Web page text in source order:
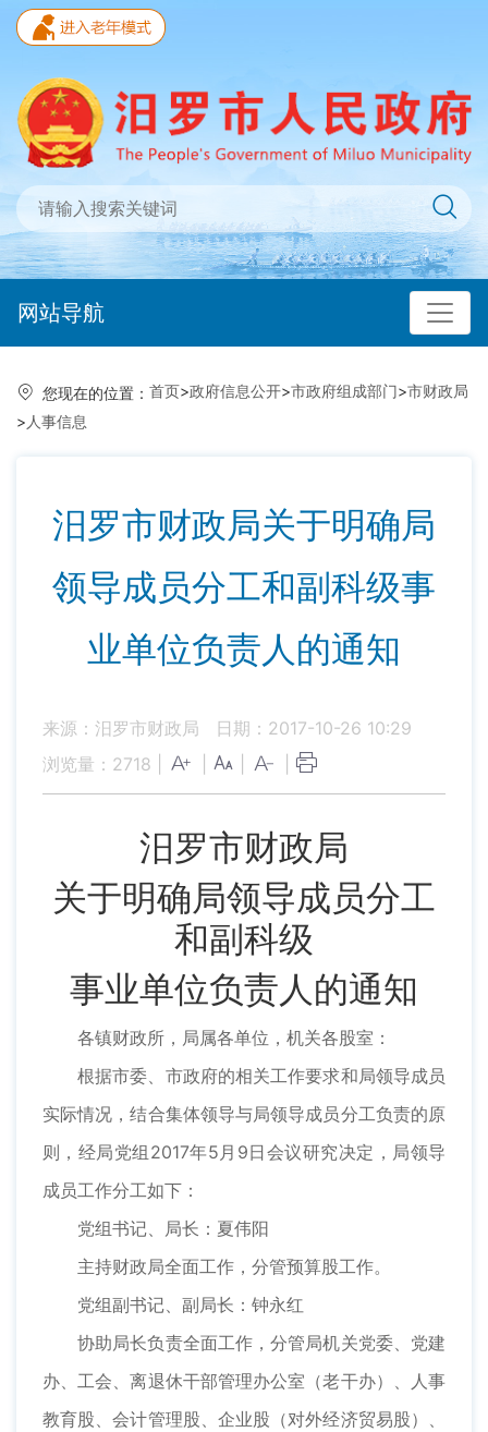
网站导航
您现在的位置： 首页>政府信息公开>市政府组成部门>市财政局
> 人事信息
汨罗市财政局关于明确局
领导成员分工和副科级事
业单位负责人的通知
来源：汨罗市财政局
日期：2017-10-26 10:29
浏览量： 2718
汨罗市财政局
关于明确局领导成员分工
和副科级
事业单位负责人的通知
各镇财政所，局属各单位，机关各股室：
根据市委、市政府的相关工作要求和局领导成员
实际情况，结合集体领导与局领导成员分工负责的原
则，经局党组2017年5月9日会议研究决定，局领导
成员工作分工如下：
党组书记、局长：夏伟阳
主持财政局全面工作，分管预算股工作。
党组副书记、副局长：钟永红
协助局长负责全面工作，分管局机关党委、党建
办、工会、离退休干部管理办公室（老干办）、人事
教育股、会计管理股、企业股（对外经济贸易股）、